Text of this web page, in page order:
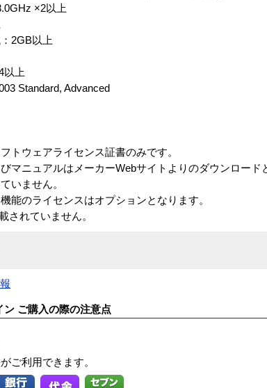
×2以上
2GB以上
以上
Standard, Advanced
トウェアライセンス証書のみです。
マニュアルはメーカーWebサイトよりのダウンロード
いません。
能のライセンスはオプションとなります。
されていません。
ン ご購入の際の注意点
ご利用できます。